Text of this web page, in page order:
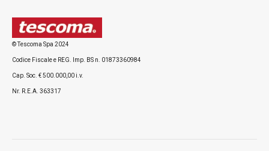
© Tescoma Spa 2024
Codice Fiscale e REG. Imp. BS n. 01873360984
Cap. Soc. € 500.000,00 i.v.
Nr. R.E.A. 363317